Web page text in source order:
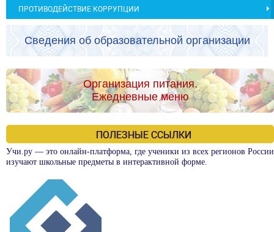
ПРОТИВОДЕЙСТВИЕ КОРРУПЦИИ
Сведения об образовательной организации
Организация питания.
Ежедневные меню
ПОЛЕЗНЫЕ ССЫЛКИ
Учи.ру — это онлайн-платформа, где ученики из всех регионов России
изучают школьные предметы в интерактивной форме.